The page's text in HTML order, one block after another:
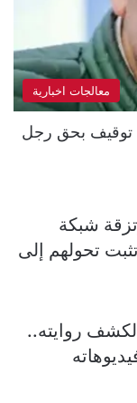
معالجات اخبارية
توقيف بحق رجل
شبكة
تحولهم إلى
روايته..